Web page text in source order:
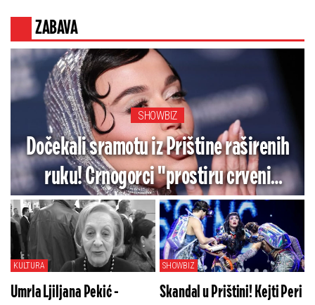
ZABAVA
SHOWBIZ
Dočekali sramotu iz Prištine raširenih
ruku! Crnogorci "prostiru crveni
tepih" ženi koja je gazila naš integritet
lažnom zastavom
KULTURA
Umrla Ljiljana Pekić -
SHOWBIZ
Skandal u Prištini! Kejti Peri